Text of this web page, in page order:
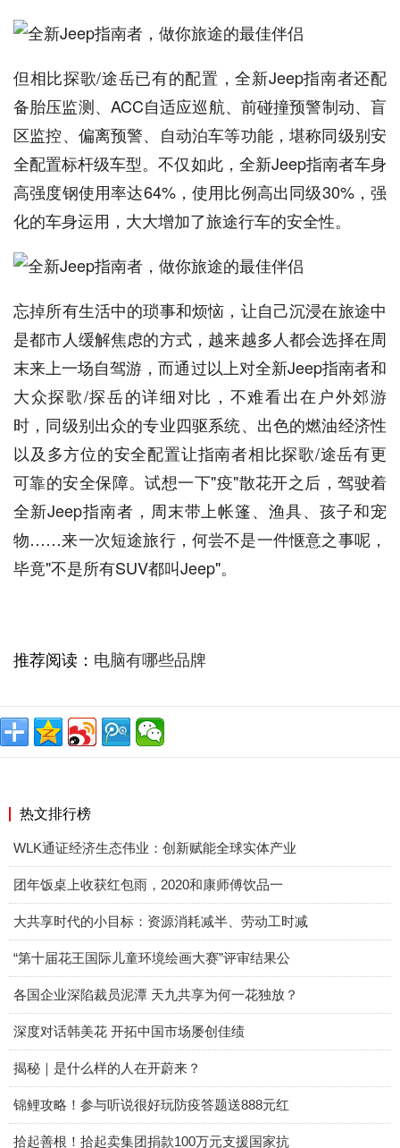
但相比探歌/途岳已有的配置，全新Jeep指南者还配
备胎压监测、ACC自适应巡航、前碰撞预警制动、盲
区监控、偏离预警、自动泊车等功能，堪称同级别安
全配置标杆级车型。不仅如此，全新Jeep指南者车身
高强度钢使用率达64%，使用比例高出同级30%，强
化的车身运用，大大增加了旅途行车的安全性。
忘掉所有生活中的琐事和烦恼，让自己沉浸在旅途中
是都市人缓解焦虑的方式，越来越多人都会选择在周
末来上一场自驾游，而通过以上对全新Jeep指南者和
大众探歌/探岳的详细对比，不难看出在户外郊游
时，同级别出众的专业四驱系统、出色的燃油经济性
以及多方位的安全配置让指南者相比探歌/途岳有更
可靠的安全保障。试想一下"疫"散花开之后，驾驶着
全新Jeep指南者，周末带上帐篷、渔具、孩子和宠
物……来一次短途旅行，何尝不是一件惬意之事呢，
毕竟"不是所有SUV都叫Jeep"。
推荐阅读： 电脑有哪些品牌
热文排行榜
WLK通证经济生态伟业：创新赋能全球实体产业
团年饭桌上收获红包雨，2020和康师傅饮品一
大共享时代的小目标：资源消耗减半、劳动工时减
“第十届花王国际儿童环境绘画大赛”评审结果公
各国企业深陷裁员泥潭 天九共享为何一花独放？
深度对话韩美花 开拓中国市场屡创佳绩
揭秘｜是什么样的人在开蔚来？
锦鲤攻略！参与听说很好玩防疫答题送888元红
拾起善根！拾起卖集团捐款100万元支援国家抗